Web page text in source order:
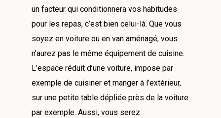
un facteur qui conditionnera vos habitudes
pour les repas, c’est bien celui-là. Que vous
soyez en voiture ou en van aménagé, vous
n’aurez pas le même équipement de cuisine.
L’espace réduit d’une voiture, impose par
exemple de cuisiner et manger à l’extérieur,
sur une petite table dépliée près de la voiture
par exemple. Aussi, vous serez